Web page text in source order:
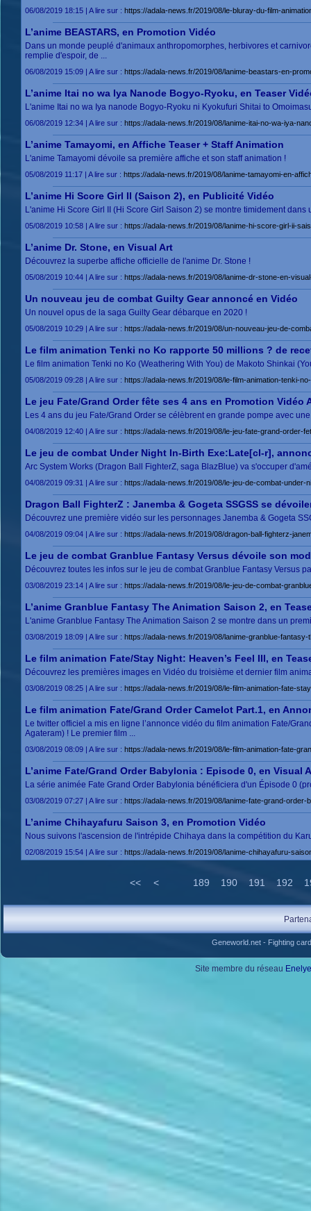
06/08/2019 18:15 | A lire sur : https://adala-news.fr/2019/08/le-bluray-du-film-
L’anime BEASTARS, en Promotion Vidéo
Dans un monde peuplé d'animaux anthropomorphes, herbivores et
remplie d'espoir, de ...
06/08/2019 15:09 | A lire sur : https://adala-news.fr/2019/08/lanime-beastars-en-
L’anime Itai no wa Iya Nanode Bogyo-Ryoku, en Teaser
L'anime Itai no wa Iya nanode Bogyo-Ryoku ni Kyokufuri Shitai to
06/08/2019 12:34 | A lire sur : https://adala-news.fr/2019/08/lanime-itai-no-wa-iya-
L’anime Tamayomi, en Affiche Teaser + Staff Animation
L'anime Tamayomi dévoile sa première affiche et son staff animation !
05/08/2019 11:17 | A lire sur : https://adala-news.fr/2019/08/lanime-tamayomi-en-
L’anime Hi Score Girl II (Saison 2), en Publicité Vidéo
L'anime Hi Score Girl II (Hi Score Girl Saison 2) se montre timidement dans
05/08/2019 10:58 | A lire sur : https://adala-news.fr/2019/08/lanime-hi-score-girl-ii-
L’anime Dr. Stone, en Visual Art
Découvrez la superbe affiche officielle de l'anime Dr. Stone !
05/08/2019 10:44 | A lire sur : https://adala-news.fr/2019/08/lanime-dr-stone-en-
Un nouveau jeu de combat Guilty Gear annoncé en Vidéo
Un nouvel opus de la saga Guilty Gear débarque en 2020 !
05/08/2019 10:29 | A lire sur : https://adala-news.fr/2019/08/un-nouveau-jeu-de-
Le film animation Tenki no Ko rapporte 50 millions ? de
Le film animation Tenki no Ko (Weathering With You) de Makoto Shinkai
05/08/2019 09:28 | A lire sur : https://adala-news.fr/2019/08/le-film-animation-tenki-
Le jeu Fate/Grand Order fête ses 4 ans en Promotion Vidéo
Les 4 ans du jeu Fate/Grand Order se célèbrent en grande pompe avec
04/08/2019 12:40 | A lire sur : https://adala-news.fr/2019/08/le-jeu-fate-grand-order-
Le jeu de combat Under Night In-Birth Exe:Late[cl-r],
Arc System Works (Dragon Ball FighterZ, saga BlazBlue) va s'occuper
04/08/2019 09:31 | A lire sur : https://adala-news.fr/2019/08/le-jeu-de-combat-under-
Dragon Ball FighterZ : Janemba & Gogeta SSGSS se
Découvrez une première vidéo sur les personnages Janemba & Gogeta
04/08/2019 09:04 | A lire sur : https://adala-news.fr/2019/08/dragon-ball-fighterz-
Le jeu de combat Granblue Fantasy Versus dévoile son
Découvrez toutes les infos sur le jeu de combat Granblue Fantasy Versus
03/08/2019 23:14 | A lire sur : https://adala-news.fr/2019/08/le-jeu-de-combat-
L’anime Granblue Fantasy The Animation Saison 2, en
L'anime Granblue Fantasy The Animation Saison 2 se montre dans un
03/08/2019 18:09 | A lire sur : https://adala-news.fr/2019/08/lanime-granblue-
Le film animation Fate/Stay Night: Heaven’s Feel III, en
Découvrez les premières images en Vidéo du troisième et dernier film
03/08/2019 08:25 | A lire sur : https://adala-news.fr/2019/08/le-film-animation-fate-
Le film animation Fate/Grand Order Camelot Part.1, en
Le twitter officiel a mis en ligne l’annonce vidéo du film animation Fate/
Agateram) ! Le premier film ...
03/08/2019 08:09 | A lire sur : https://adala-news.fr/2019/08/le-film-animation-fate-
L’anime Fate/Grand Order Babylonia : Episode 0, en Visual
La série animée Fate Grand Order Babylonia bénéficiera d'un Épisode 0
03/08/2019 07:27 | A lire sur : https://adala-news.fr/2019/08/lanime-fate-grand-order-
L’anime Chihayafuru Saison 3, en Promotion Vidéo
Nous suivons l'ascension de l'intrépide Chihaya dans la compétition du
02/08/2019 15:54 | A lire sur : https://adala-news.fr/2019/08/lanime-chihayafuru-
<< < 189 190 191 192
Geneworld.net- Fighting
Site membre du réseau Enelye